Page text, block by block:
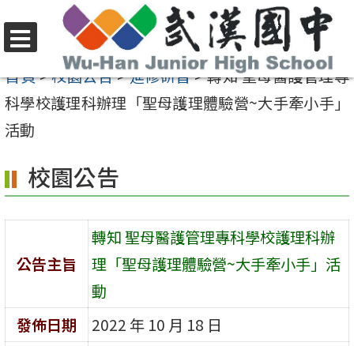
至
要
內
區
選
單
首頁>校園公告>進修研習>轉知 聖母醫護管理專
科學校護理科辦理「聖母護理體驗營~大手牽小手」
活動
校園公告
公告主旨
轉知 聖母醫護管理專科學校護理科辦
理「聖母護理體驗營~大手牽小手」活
動
發佈日期
2022 年 10 月 18 日